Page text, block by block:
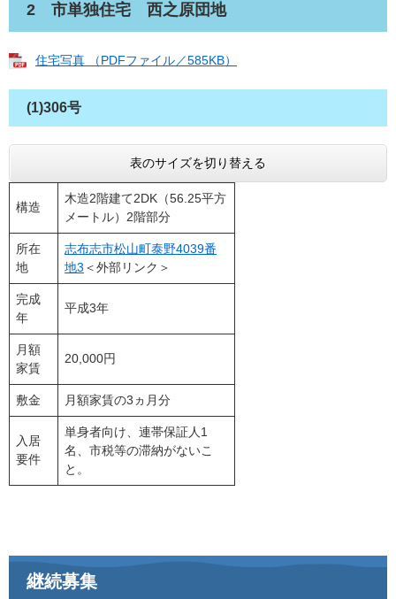
2 市単独住宅 西之原団地
住宅写真 （PDFファイル／585KB）
(1)306号
表のサイズを切り替える
構造
木造2階建て2DK（56.25平方
メートル）2階部分
所在
地
志布志市松山町泰野4039番
地3 ＜外部リンク＞
完成
年
平成3年
月額
家賃
20,000円
敷金 月額家賃の3ヵ月分
入居
要件
単身者向け、連帯保証人1
名、市税等の滞納がないこ
と。
継続募集